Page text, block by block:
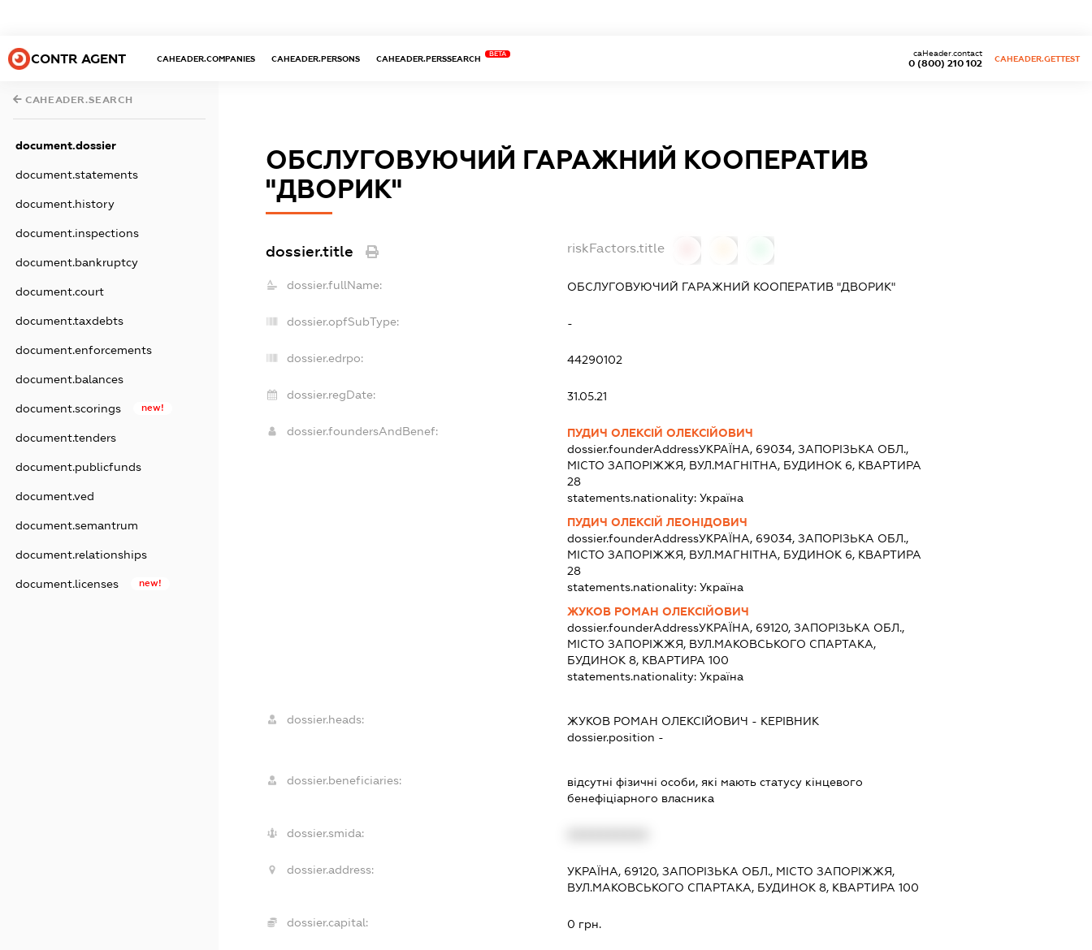
CONTR AGENT CAHEADER.COMPANIES CAHEADER.PERSONS CAHEADER.PERSSEARCH
BETA
0 (800) 210 102
caHeader.contact
CAHEADER.GETTEST
CAHEADER.SEARCH
document.dossier
document.statements
document.history
document.inspections
document.bankruptcy
document.court
document.taxdebts
document.enforcements
document.balances
document.scorings new!
document.tenders
document.publicfunds
document.ved
document.semantrum
document.relationships
document.licenses new!
ОБСЛУГОВУЮЧИЙ ГАРАЖНИЙ КООПЕРАТИВ
"ДВОРИК"
dossier.title riskFactors.title
dossier.fullName: ОБСЛУГОВУЮЧИЙ ГАРАЖНИЙ КООПЕРАТИВ "ДВОРИК"
dossier.opfSubType: -
dossier.edrpo: 44290102
dossier.regDate: 31.05.21
dossier.foundersAndBenef:
ПУДИЧ ОЛЕКСІЙ ОЛЕКСІЙОВИЧ
dossier.founderAddressУКРАЇНА, 69034, ЗАПОРІЗЬКА ОБЛ.,
МІСТО ЗАПОРІЖЖЯ, ВУЛ.МАГНІТНА, БУДИНОК 6, КВАРТИРА
28
statements.nationality: Україна
ПУДИЧ ОЛЕКСІЙ ЛЕОНІДОВИЧ
dossier.founderAddressУКРАЇНА, 69034, ЗАПОРІЗЬКА ОБЛ.,
МІСТО ЗАПОРІЖЖЯ, ВУЛ.МАГНІТНА, БУДИНОК 6, КВАРТИРА
28
statements.nationality: Україна
ЖУКОВ РОМАН ОЛЕКСІЙОВИЧ
dossier.founderAddressУКРАЇНА, 69120, ЗАПОРІЗЬКА ОБЛ.,
МІСТО ЗАПОРІЖЖЯ, ВУЛ.МАКОВСЬКОГО СПАРТАКА,
БУДИНОК 8, КВАРТИРА 100
statements.nationality: Україна
dossier.heads: ЖУКОВ РОМАН ОЛЕКСІЙОВИЧ - КЕРІВНИК
dossier.position -
dossier.beneficiaries:
відсутні фізичні особи, які мають статусу кінцевого
бенефіціарного власника
dossier.smida:
dossier.address:
УКРАЇНА, 69120, ЗАПОРІЗЬКА ОБЛ., МІСТО ЗАПОРІЖЖЯ,
ВУЛ.МАКОВСЬКОГО СПАРТАКА, БУДИНОК 8, КВАРТИРА 100
dossier.capital: 0 грн.